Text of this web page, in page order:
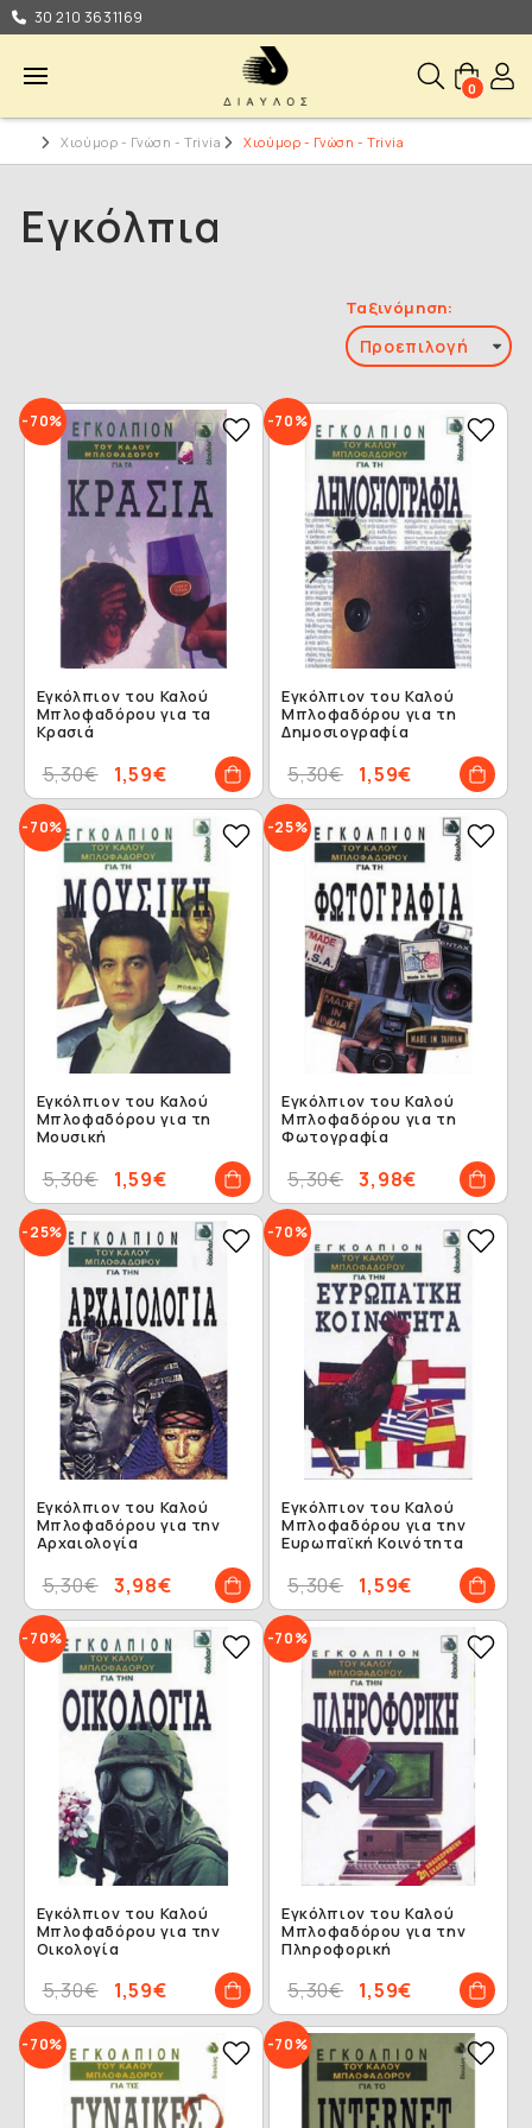
30 210 3631169
0
Χιούμορ - Γνώση - Trivia Χιούμορ - Γνώση - Trivia
Εγκόλπια
Ταξινόμηση:
-70%
Εγκόλπιον του Καλού
Μπλοφαδόρου για τα
Κρασιά
1,59€
5,30€
-70%
Εγκόλπιον του Καλού
Μπλοφαδόρου για τη
Δημοσιογραφία
1,59€
5,30€
-70%
Εγκόλπιον του Καλού
Μπλοφαδόρου για τη
Μουσική
1,59€
5,30€
-25%
Εγκόλπιον του Καλού
Μπλοφαδόρου για τη
Φωτογραφία
3,98€
5,30€
-25%
Εγκόλπιον του Καλού
Μπλοφαδόρου για την
Αρχαιολογία
3,98€
5,30€
-70%
Εγκόλπιον του Καλού
Μπλοφαδόρου για την
Ευρωπαϊκή Κοινότητα
1,59€
5,30€
-70%
Εγκόλπιον του Καλού
Μπλοφαδόρου για την
Οικολογία
1,59€
5,30€
-70%
Εγκόλπιον του Καλού
Μπλοφαδόρου για την
Πληροφορική
1,59€
5,30€
-70% -70%